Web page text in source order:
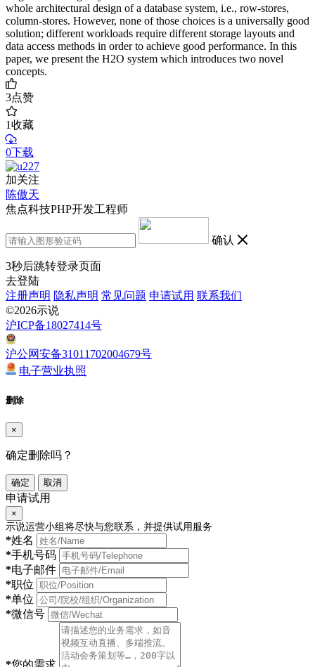
whole architectural design of a database system, i.e., row-stores,
column-stores. However, none of those choices is a universally good
solution; different workloads require different storage layouts and
data access methods in order to achieve good performance. In this
paper, we present the H2O system which introduces two novel
concepts.
3点赞
1收藏
0下载
加关注
陈傲天
焦点科技PHP开发工程师
确认
3秒后跳转登录页面
去登陆
注册声明 隐私声明 常见问题 申请试用 联系我们
©2026示说
沪ICP备18027414号
沪公网安备31011702004679号
电子营业执照
删除
×
确定删除吗？
确定 取消
申请试用
×
示说运营小组将尽快与您联系，并提供试用服务
*姓名
*手机号码
*电子邮件
*职位
*单位
*微信号